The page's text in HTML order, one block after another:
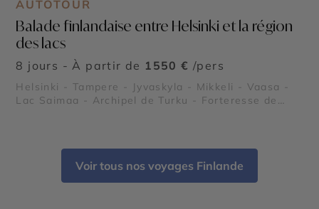
AUTOTOUR
Balade finlandaise entre Helsinki et la région
des lacs
8 jours - À partir de 1550 € /pers
Helsinki - Tampere - Jyvaskyla - Mikkeli - Vaasa -
Lac Saimaa - Archipel de Turku - Forteresse de
Voir tous nos voyages Finlande